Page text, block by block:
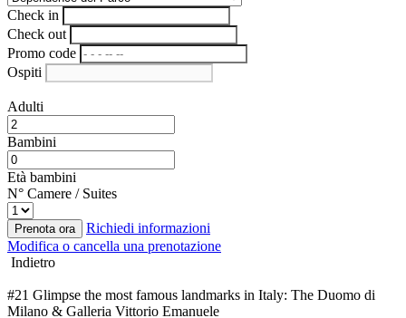
Check in
Check out
Promo code
Ospiti
Adulti
Bambini
Età bambini
N° Camere / Suites
Prenota ora
Richiedi informazioni
Modifica o cancella una prenotazione
Indietro
#21 Glimpse the most famous landmarks in Italy: The Duomo di
Milano & Galleria Vittorio Emanuele